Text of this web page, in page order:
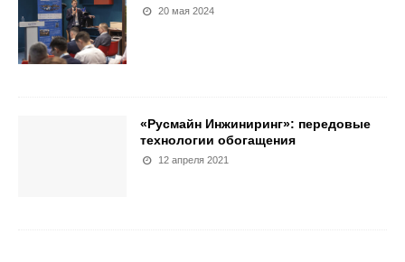
20 мая 2024
«Русмайн Инжиниринг»: передовые
технологии обогащения
12 апреля 2021